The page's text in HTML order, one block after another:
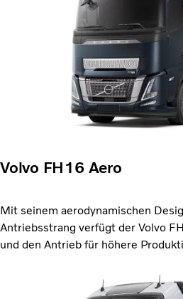
Volvo FH16 Aero
Mit seinem aerodynamischen
Antriebsstrang verfügt der Volvo
und den Antrieb für höhere